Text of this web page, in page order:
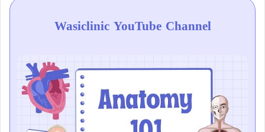
Wasiclinic YouTube Channel